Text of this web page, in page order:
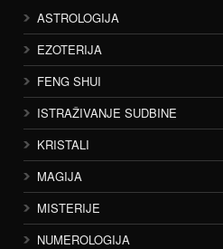
ASTROLOGIJA
EZOTERIJA
FENG SHUI
ISTRAŽIVANJE SUDBINE
KRISTALI
MAGIJA
MISTERIJE
NUMEROLOGIJA